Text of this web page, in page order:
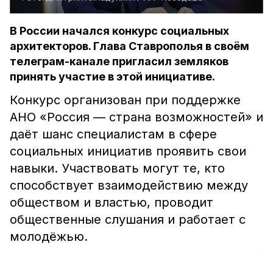
В России начался конкурс социальных
архитекторов. Глава Ставрополья в своём
телеграм-канале пригласил земляков
принять участие в этой инициативе.
Конкурс организован при поддержке
АНО «Россия — страна возможностей» и
даёт шанс специалистам в сфере
социальных инициатив проявить свои
навыки. Участвовать могут те, кто
способствует взаимодействию между
обществом и властью, проводит
общественные слушания и работает с
молодёжью.